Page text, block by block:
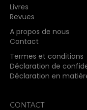
Livres
Revues
A propos de nous
Contact
Termes et conditions
Déclaration de
Déclaration en
CONTACT